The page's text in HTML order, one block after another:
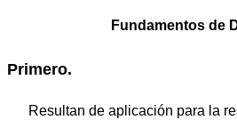
Fundamentos de
Primero.
Resultan de aplicación para la